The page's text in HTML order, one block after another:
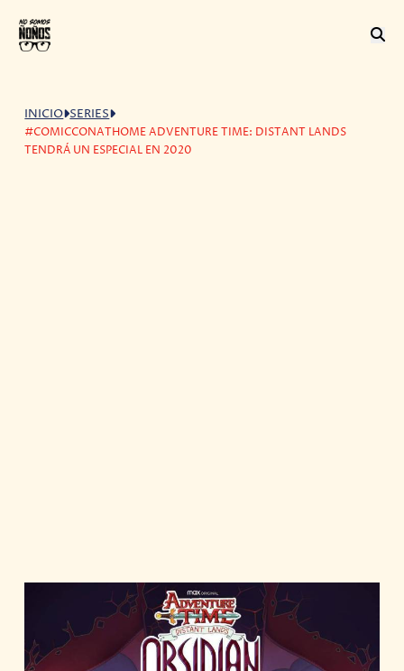
INICIO SERIES
#COMICCONATHOME ADVENTURE TIME: DISTANT LANDS
TENDRÁ UN ESPECIAL EN 2020